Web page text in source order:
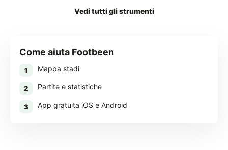
Vedi tutti gli strumenti
Come aiuta Footbeen
1 Mappa stadi
2 Partite e statistiche
3 App gratuita iOS e Android